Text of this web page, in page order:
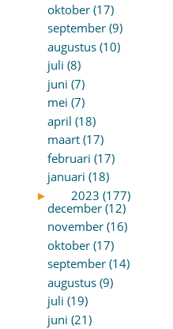
oktober (17)
september (9)
augustus (10)
juli (8)
juni (7)
mei (7)
april (18)
maart (17)
februari (17)
januari (18)
►
2023 (177)
december (12)
november (16)
oktober (17)
september (14)
augustus (9)
juli (19)
juni (21)